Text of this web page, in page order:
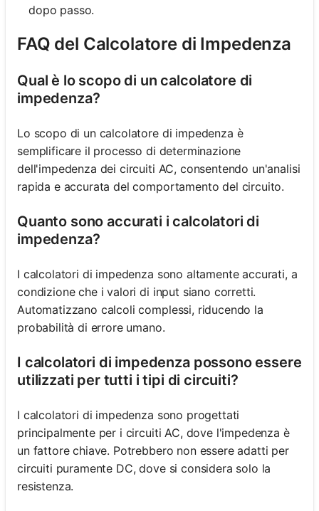
dopo passo.
FAQ del Calcolatore di Impedenza
Qual è lo scopo di un calcolatore di
impedenza?
Lo scopo di un calcolatore di impedenza è
semplificare il processo di determinazione
dell'impedenza dei circuiti AC, consentendo un'analisi
rapida e accurata del comportamento del circuito.
Quanto sono accurati i calcolatori di
impedenza?
I calcolatori di impedenza sono altamente accurati, a
condizione che i valori di input siano corretti.
Automatizzano calcoli complessi, riducendo la
probabilità di errore umano.
I calcolatori di impedenza possono essere
utilizzati per tutti i tipi di circuiti?
I calcolatori di impedenza sono progettati
principalmente per i circuiti AC, dove l'impedenza è
un fattore chiave. Potrebbero non essere adatti per
circuiti puramente DC, dove si considera solo la
resistenza.